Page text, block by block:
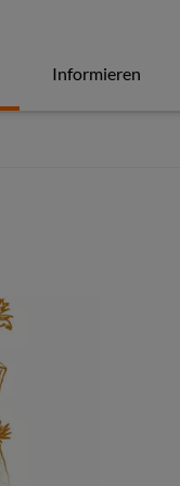
Informieren